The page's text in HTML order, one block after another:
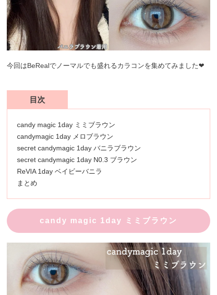
今回はBeRealでノーマルでも盛れるカラコンを集めてみました❤︎
目次
candy magic 1day ミミブラウン
candymagic 1day メロブラウン
secret candymagic 1day バニラブラウン
secret candymagic 1day N0.3 ブラウン
ReVIA 1day ベイビーバニラ
まとめ
candy magic 1day ミミブラウン